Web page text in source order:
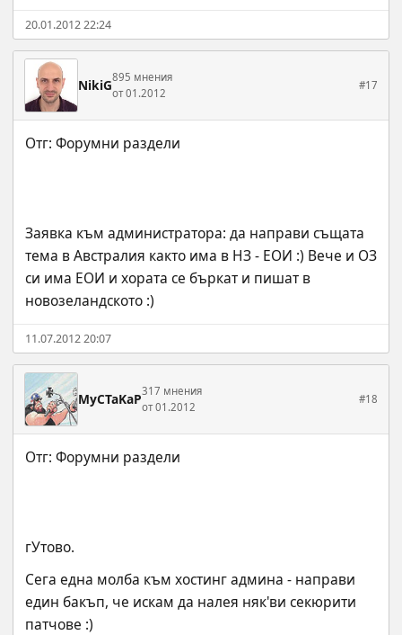
20.01.2012 22:24
NikiG895 мнения
от 01.2012
#17
Заявка към администратора: да направи същата
тема в Австралия както има в НЗ - ЕОИ :) Вече и ОЗ
си има ЕОИ и хората се бъркат и пишат в
новозеландското :)
11.07.2012 20:07
MyCTaKaP317 мнения
от 01.2012
#18
гУтово.
Сега една молба към хостинг админа - направи
един бакъп, че искам да налея няк'ви секюрити
патчове :)